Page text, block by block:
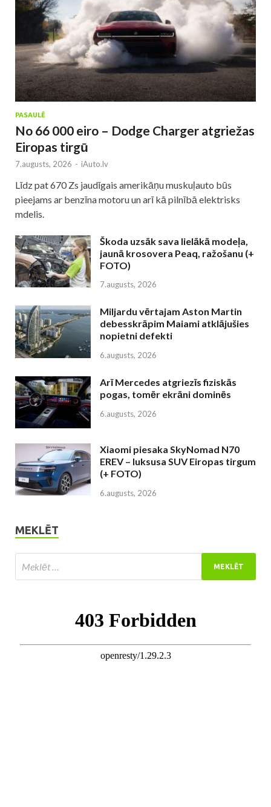
PASAULĒ
No 66 000 eiro – Dodge Charger atgriežas
Eiropas tirgū
7.augusts, 2026 - iAuto.lv
Līdz pat 670 Zs jaudīgais amerikāņu muskuļauto būs
pieejams ar benzīna motoru un arī kā pilnībā elektrisks
mdelis.
Škoda uzsāk sava lielākā modeļa,
jaunā krosovera Peaq, ražošanu (+
FOTO)
7.augusts, 2026
Miljardu vērtajam Aston Martin
debesskrāpim Maiami atklājušies
nopietni defekti
6.augusts, 2026
Arī Mercedes atgriezīs fiziskās
pogas, tomēr ekrāni dominēs
6.augusts, 2026
Xiaomi piesaka SkyNomad N70
EREV – luksusa SUV Eiropas tirgum
(+ FOTO)
6.augusts, 2026
MEKLĒT